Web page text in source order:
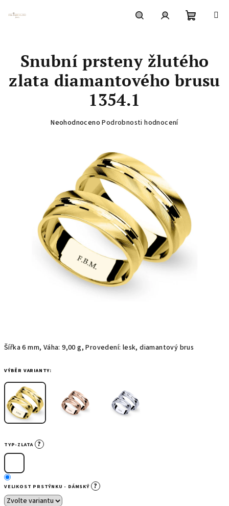
košík
Šířka 6 mm, Váha: 9,00 g, Provedení: lesk, diamantový brus
VÝBĚR VARIANTY:
TYP-ZLATA ?
VELIKOST PRSTÝNKU - DÁMSKÝ ?
Snubní prsteny žlutého
zlata diamantového brusu
1354.1
Průměrné
hvězdiček.
Neohodnoceno Podrobnosti hodnocení